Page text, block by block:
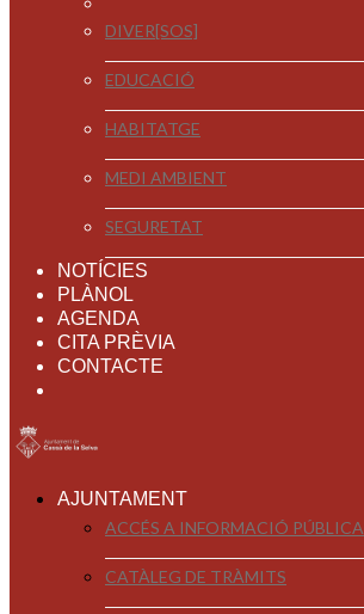
DIVER[SOS]
EDUCACIÓ
HABITATGE
MEDI AMBIENT
SEGURETAT
NOTÍCIES
PLÀNOL
AGENDA
CITA PRÈVIA
CONTACTE
AJUNTAMENT
ACCÉS A INFORMACIÓ PÚBLICA
CATÀLEG DE TRÀMITS